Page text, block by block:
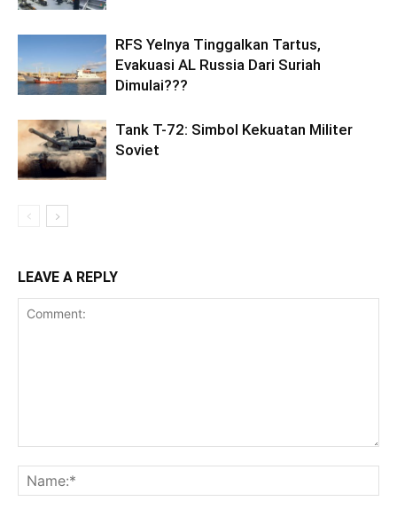
RFS Yelnya Tinggalkan Tartus,
Evakuasi AL Russia Dari Suriah
Dimulai???
Tank T-72: Simbol Kekuatan Militer
Soviet
LEAVE A REPLY